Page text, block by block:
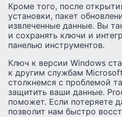
Кроме того, после
установки, пакет
извлеченные данные. Вы
и сохранять ключи и
панелью инструментов.
Ключ к версии Windows
к другим службам
столкнемся с проблемой
защитить ваши данные.
поможет. Если потеряете
позволит нам быстро